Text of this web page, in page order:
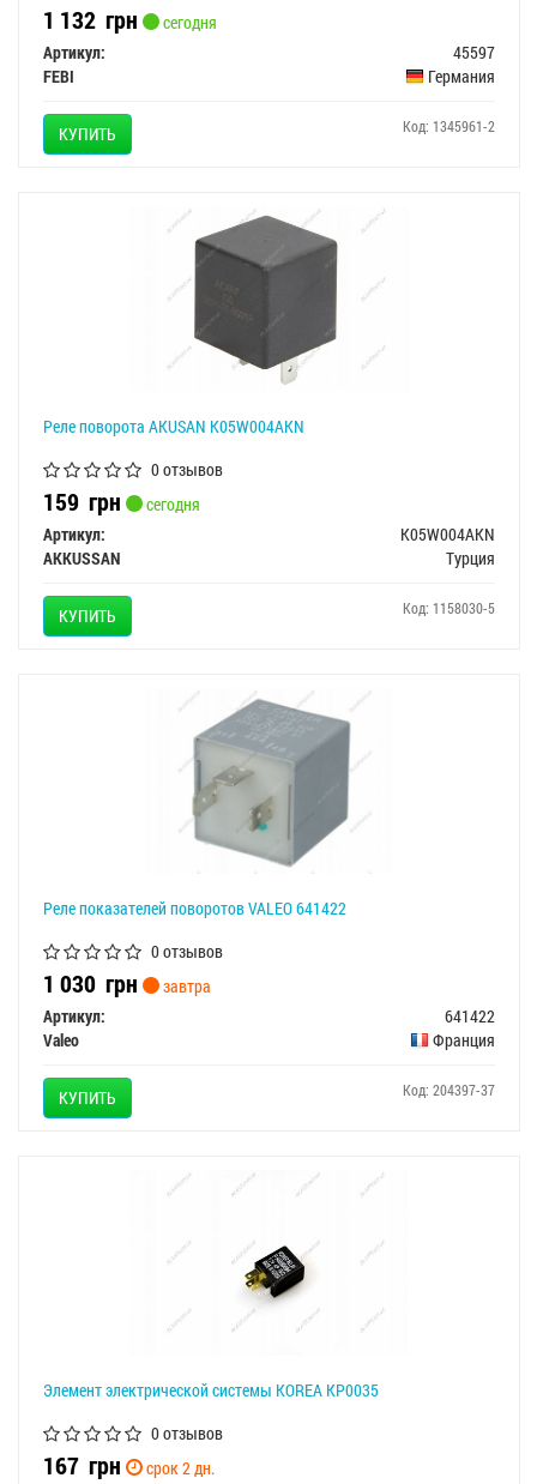
1 132 грн
сегодня
Артикул:
45597
FEBI
Германия
КУПИТЬ Код: 1345961-2
Реле поворота AKUSAN K05W004AKN
0 отзывов
159 грн
сегодня
Артикул:
K05W004AKN
AKKUSSAN
Турция
КУПИТЬ Код: 1158030-5
Реле показателей поворотов VALEO 641422
0 отзывов
1 030 грн
завтра
Артикул:
641422
Valeo
Франция
КУПИТЬ Код: 204397-37
Элемент электрической системы KOREA KP0035
0 отзывов
167 грн
срок 2 дн.